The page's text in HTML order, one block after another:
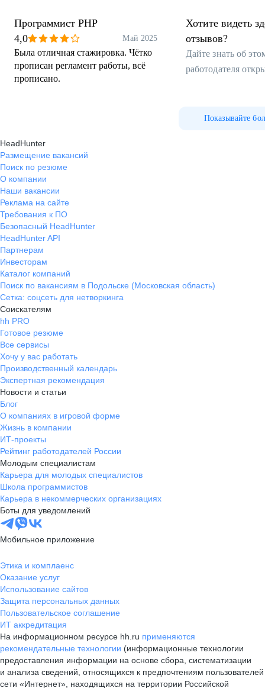
Программист PHP
4,0
Май 2025
Была отличная стажировка. Чётко
прописан регламент работы, всё
прописано.
Хотите видеть
отзывов?
Дайте знать об
работодателя
Показывайте
HeadHunter
Размещение вакансий
Поиск по резюме
О компании
Наши вакансии
Реклама на сайте
Требования к ПО
Безопасный HeadHunter
HeadHunter API
Партнерам
Инвесторам
Каталог компаний
Поиск по вакансиям в Подольске (Московская область)
Сетка: соцсеть для нетворкинга
Соискателям
hh PRO
Готовое резюме
Все сервисы
Хочу у вас работать
Производственный календарь
Экспертная рекомендация
Новости и статьи
Блог
О компаниях в игровой форме
Жизнь в компании
ИТ-проекты
Рейтинг работодателей России
Молодым специалистам
Карьера для молодых специалистов
Школа программистов
Карьера в некоммерческих организациях
Боты для уведомлений
Мобильное приложение
Этика и комплаенс
Оказание услуг
Использование сайтов
Защита персональных данных
Пользовательское соглашение
ИТ аккредитация
На информационном ресурсе hh.ru применяются
рекомендательные технологии (информационные технологии
предоставления информации на основе сбора, систематизации
и анализа сведений, относящихся к предпочтениям пользователей
сети «Интернет», находящихся на территории Российской